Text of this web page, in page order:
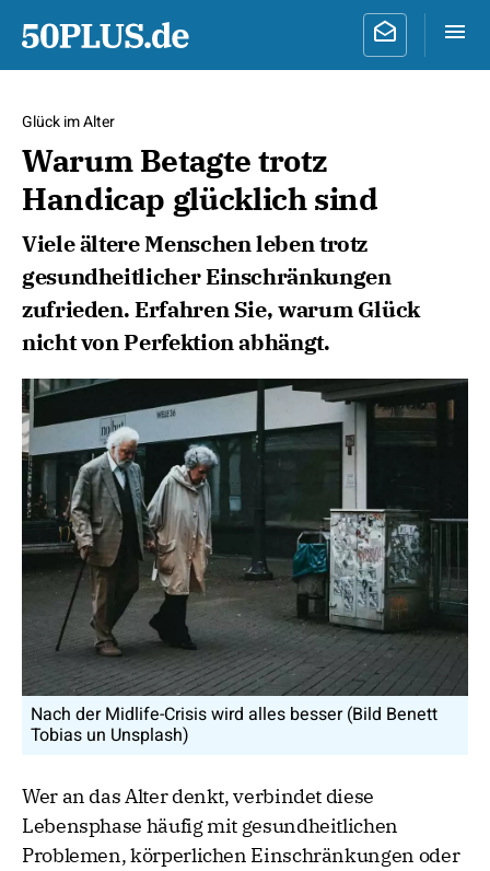
Glück im Alter
Warum Betagte trotz
Handicap glücklich sind
Viele ältere Menschen leben trotz
gesundheitlicher Einschränkungen
zufrieden. Erfahren Sie, warum Glück
nicht von Perfektion abhängt.
Nach der Midlife-Crisis wird alles besser (Bild Benett
Tobias un Unsplash)
Wer an das Alter denkt, verbindet diese
Lebensphase häufig mit gesundheitlichen
Problemen, körperlichen Einschränkungen oder